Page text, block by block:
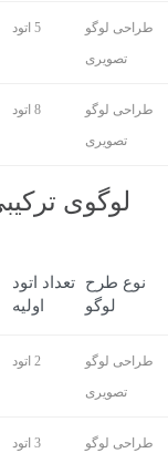
طراحی لوگو
تصویری
5 اتود
طراحی لوگو
تصویری
8 اتود
لوگوی
نوع طرح
لوگو
تعداد اتود
اولیه
طراحی لوگو
تصویری
2 اتود
طراحی لوگو
3 اتود